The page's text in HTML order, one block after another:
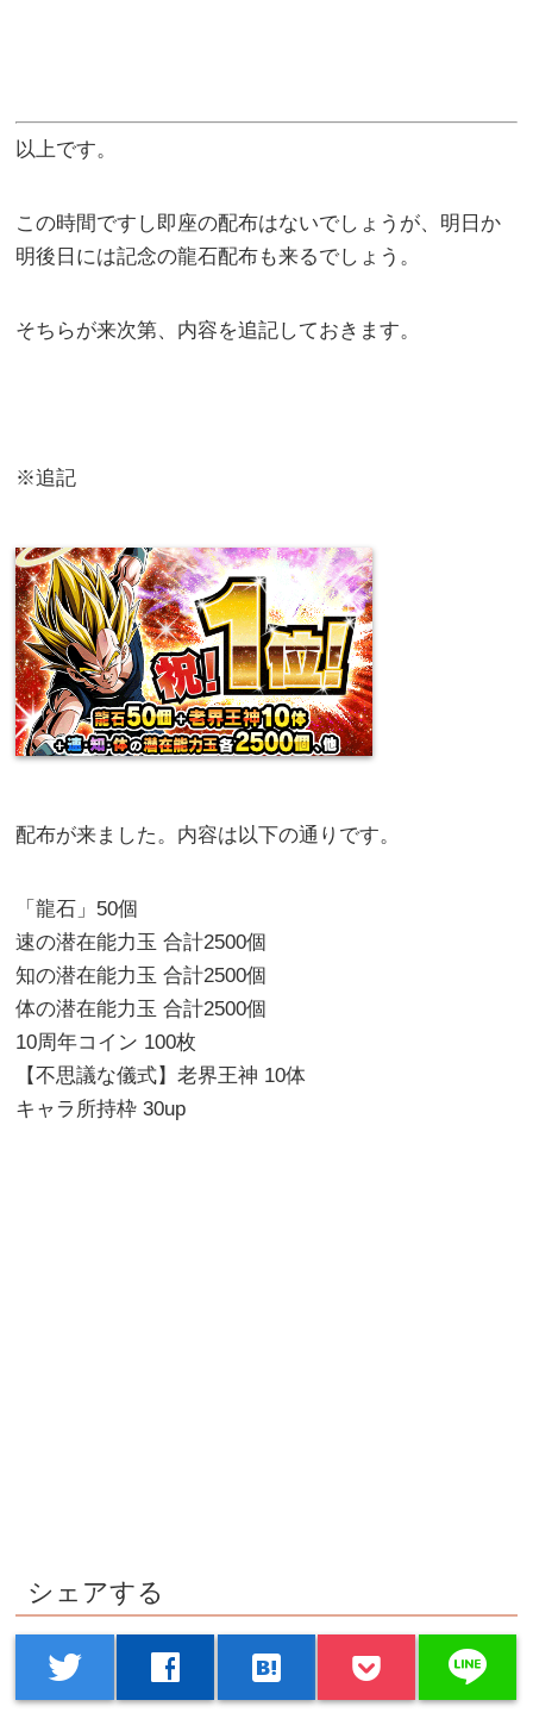
以上です。
この時間ですし即座の配布はないでしょうが、明日か
明後日には記念の龍石配布も来るでしょう。
そちらが来次第、内容を追記しておきます。
※追記
配布が来ました。内容は以下の通りです。
「龍石」50個
速の潜在能力玉 合計2500個
知の潜在能力玉 合計2500個
体の潜在能力玉 合計2500個
10周年コイン 100枚
【不思議な儀式】老界王神 10体
キャラ所持枠 30up
シェアする
twitter facebook hatenabookmark line